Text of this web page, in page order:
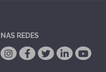
NAS REDES